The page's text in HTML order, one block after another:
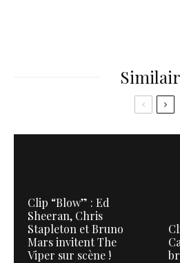
Clip “Blow” : Ed
Sheeran, Chris
Stapleton et Bruno
Mars invitent The
Viper sur scène !